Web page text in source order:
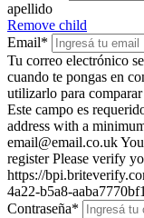
apellido
Remove child
Email*
Tu correo electrónico
cuando te pongas en
utilizarlo para
Este campo es
address with a
email@email.co.uk
register Please verify
https://
4a22-b5a8-
Contraseña*